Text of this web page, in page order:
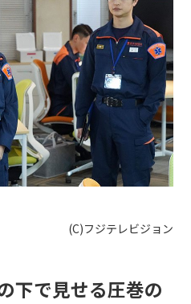
(C)フジテレビジョン
下で見せる圧巻の